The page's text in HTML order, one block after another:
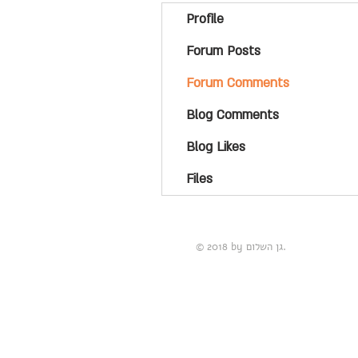
Profile
Forum Posts
Forum Comments
Blog Comments
Blog Likes
Files
© 2018 by גן השלום.